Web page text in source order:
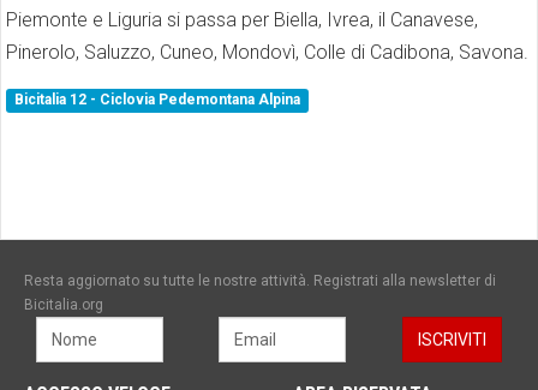
Piemonte e Liguria si passa per Biella, Ivrea, il Canavese,
Pinerolo, Saluzzo, Cuneo, Mondovì, Colle di Cadibona, Savona.
Bicitalia 12 - Ciclovia Pedemontana Alpina
Resta aggiornato su tutte le nostre attività. Registrati alla newsletter di
Bicitalia.org